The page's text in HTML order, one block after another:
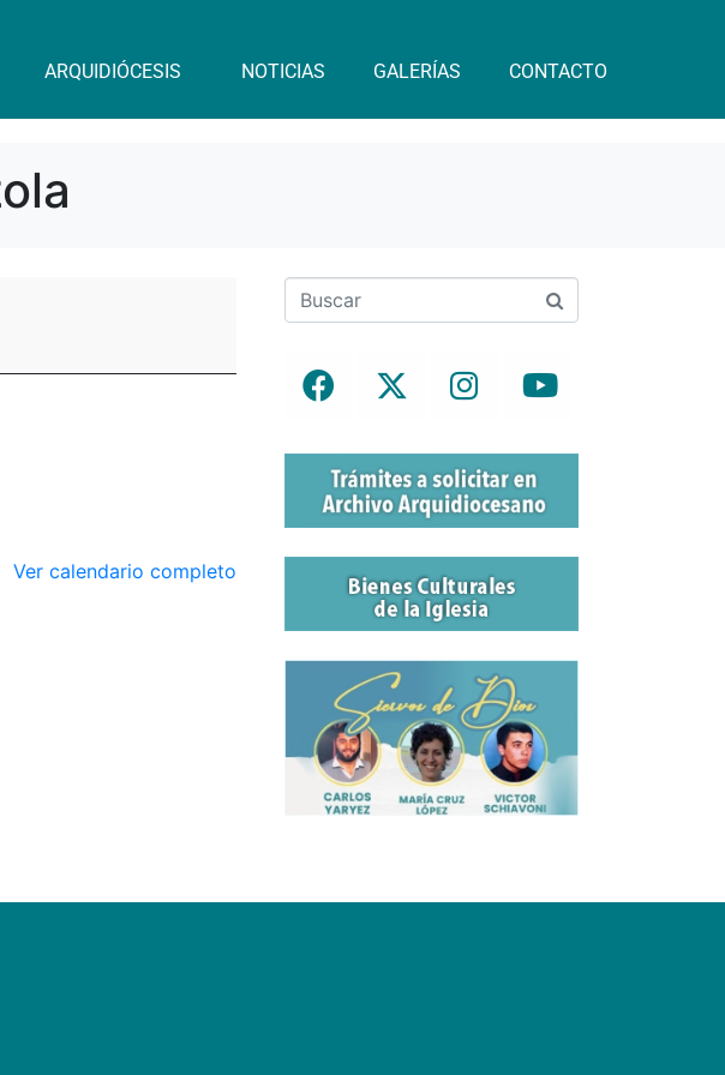
ARQUIDIÓCESIS NOTICIAS GALERÍAS CONTACTO
Ver calendario completo